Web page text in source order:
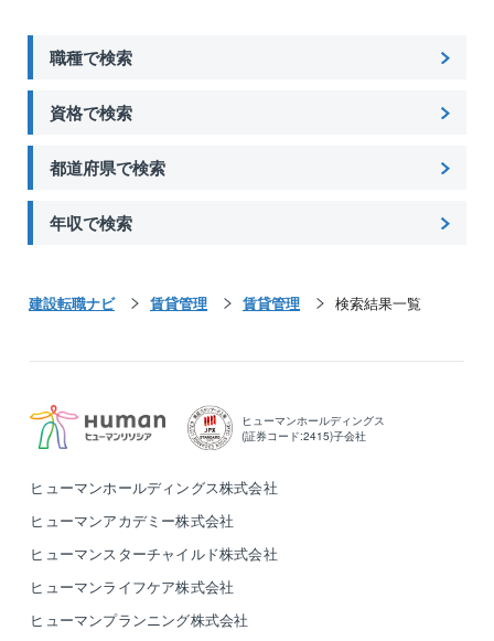
職種で検索
資格で検索
都道府県で検索
年収で検索
建設転職ナビ 賃貸管理 賃貸管理 検索結果一覧
ヒューマンホールディングス
(証券コード:2415)子会社
ヒューマンホールディングス株式会社
ヒューマンアカデミー株式会社
ヒューマンスターチャイルド株式会社
ヒューマンライフケア株式会社
ヒューマンプランニング株式会社